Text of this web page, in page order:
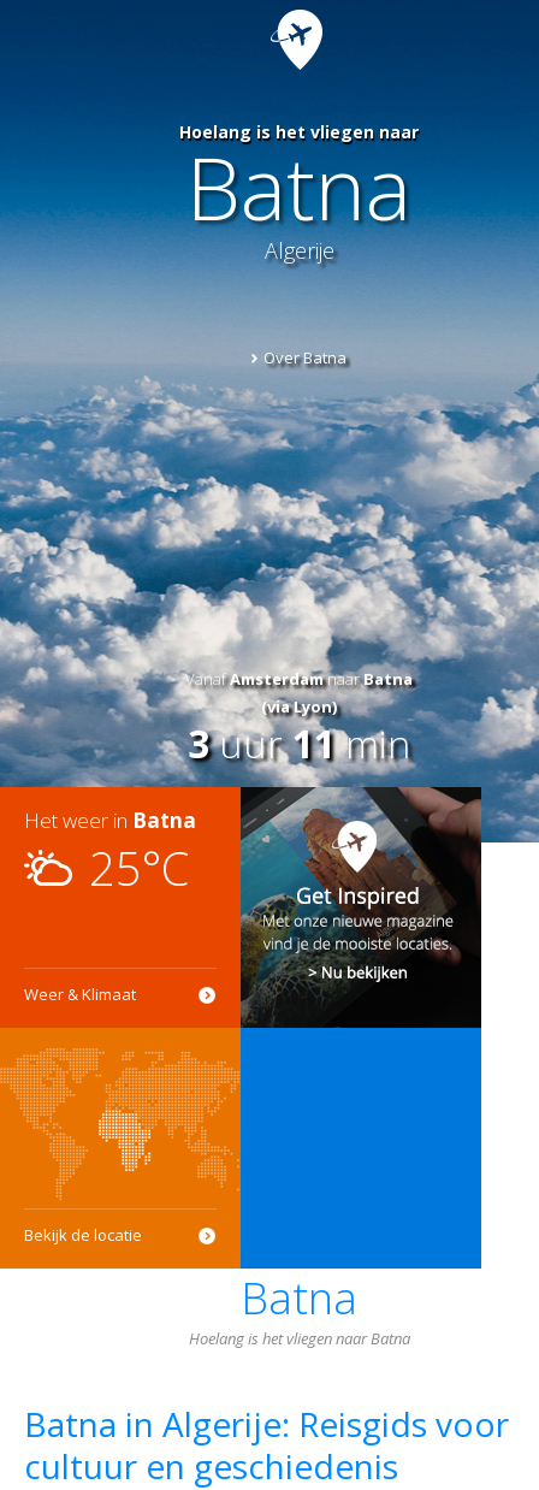
Hoelang is het vliegen naar
Batna
Algerije
Over Batna
VanafAmsterdamnaarBatna
(via Lyon)
3uur11min
Het weer in Batna
25°C
Weer & Klimaat
Bekijk de locatie
Batna
Hoelang is het vliegen naar Batna
Batna in Algerije: Reisgids voor
cultuur en geschiedenis